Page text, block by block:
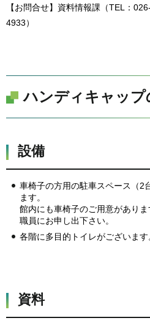
【お問合せ】資料情報課（TEL：
4933）
ハンディキャップ
設備
車椅子の方用の駐車スペース（2
ます。
館内にも車椅子のご用意があり
職員にお申し出下さい。
各階に多目的トイレがございます
資料